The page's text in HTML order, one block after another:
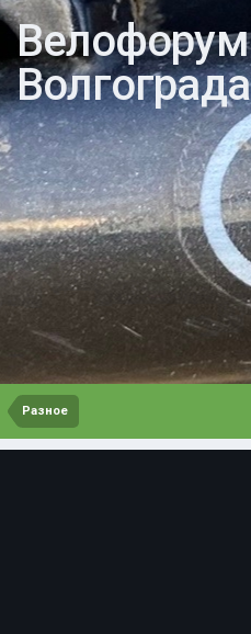
Велофорум
Волгограда
Разное